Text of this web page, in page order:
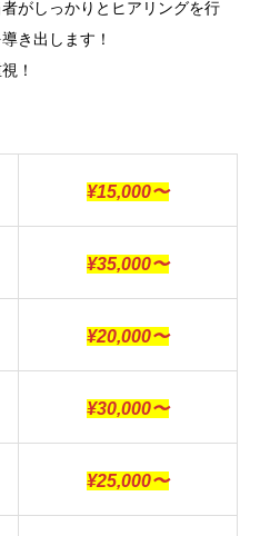
がしっかりとヒアリングを行
き出します！
！
¥15,000〜
¥35,000〜
¥20,000〜
¥30,000〜
¥25,000〜